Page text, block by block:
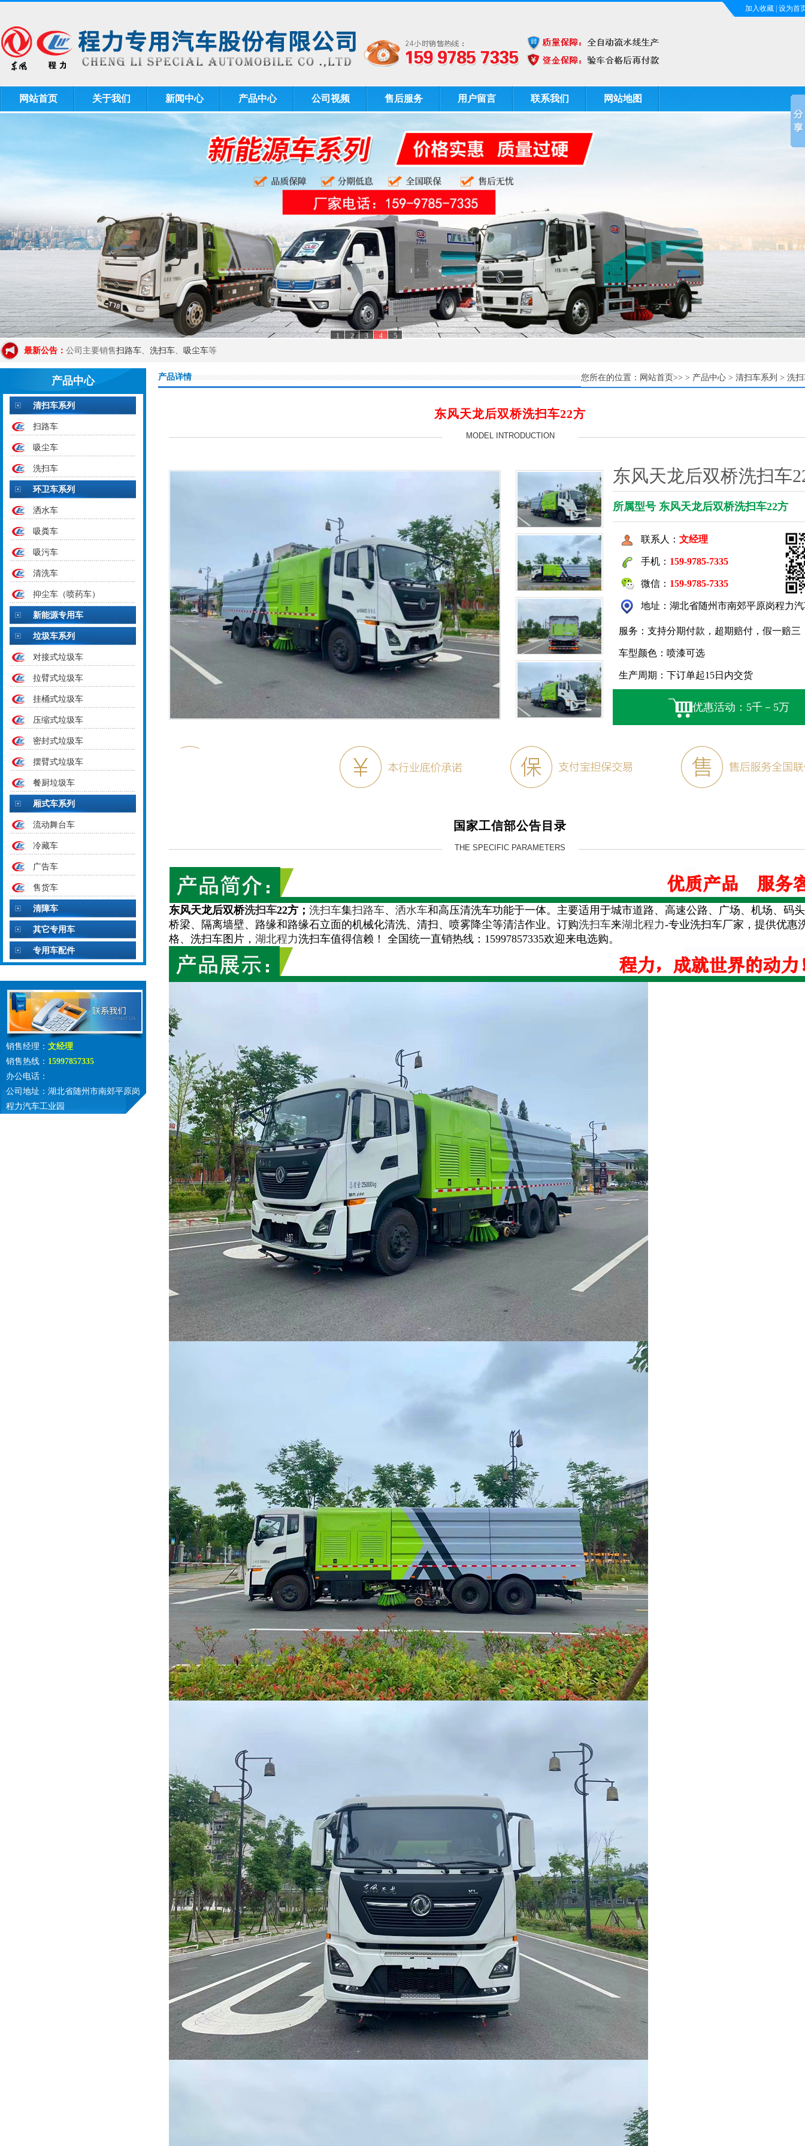
加入收藏 设为首
网站首页 关于我们 新闻中心 产品中心 公司视频 售后服务 用户留言 联系我们 网站地图
5
4
3
2
1
最新公告： 公司主要销售扫路车、 洗扫车、 吸尘车等
产品中心
清扫车系列
扫路车
吸尘车
洗扫车
环卫车系列
洒水车
吸粪车
吸污车
清洗车
抑尘车（喷药车）
新能源专用车
垃圾车系列
对接式垃圾车
拉臂式垃圾车
挂桶式垃圾车
压缩式垃圾车
密封式垃圾车
摆臂式垃圾车
餐厨垃圾车
厢式车系列
流动舞台车
冷藏车
广告车
售货车
清障车
其它专用车
专用车配件
销售经理： 文经理
销售热线： 15997857335
办公电话：
公司地址：湖北省随州市南郊平原岗
程力汽车工业园
产品详情 您所在的位置： 网站首页>> > 产品中心 > 清扫车系列 > 洗
东风天龙后双桥洗扫车22方
MODEL INTRODUCTION
东风天龙后双桥洗扫车
所属型号 东风天龙后双桥洗扫车22方
联系人： 文经理
手机： 159-9785-7335
微信： 159-9785-7335
地址：湖北省随州市南郊平原岗程力
服务：支持分期付款，超期赔付，假一赔三
车型颜色：喷漆可选
生产周期：下订单起15日内交货
优惠活动：5千－5万
国家工信部公告目录
THE SPECIFIC PARAMETERS
东风天龙后双桥洗扫车22方； 洗扫车集扫路车、 洒水车和高压清洗车功能于一体。主要适用于城市道路、高速公路、广场、机场、码
桥梁、隔离墙壁、路缘和路缘石立面的机械化清洗、清扫、喷雾降尘等清洁作业。订购洗扫车来湖北程力-专业洗扫车厂家，提供优惠
格、洗扫车图片， 湖北程力洗扫车值得信赖！ 全国统一直销热线：15997857335欢迎来电选购。